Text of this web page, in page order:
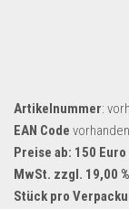
Artikelnummer:
EAN Code vorhanden
Preise ab: 150 Euro
MwSt. zzgl. 19,00 %
Stück pro